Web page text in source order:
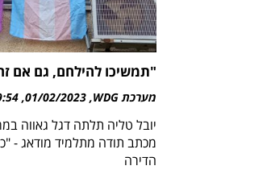
"תמשיכו להילחם, גם אם
מערכת WDG 01/02/2023
יובל טליה תלתה דגל גאווה
מכתב תודה מתלמיד מודאג -
הדירה